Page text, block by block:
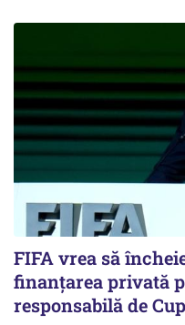
FIFA vrea să
finanțarea privată
responsabilă de